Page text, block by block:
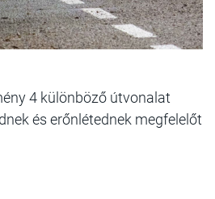
4 különböző útvonalat
és erőnlétednek megfelelőt